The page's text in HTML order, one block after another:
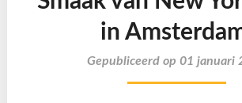
in
Gepubliceerd op 01 januari